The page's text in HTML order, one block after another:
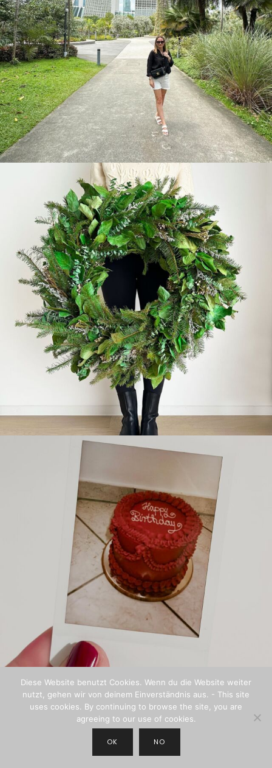
Diese Website benutzt Cookies. Wenn du die Website weiter
nutzt, gehen wir von deinem Einverständnis aus. - This site
uses cookies. By continuing to browse the site, you are
agreeing to our use of cookies.
OK NO